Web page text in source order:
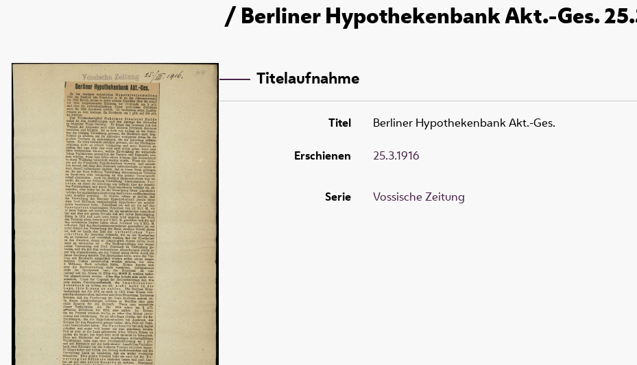
/ Berliner Hypothekenbank Akt.-Ges.
Titelaufnahme
Titel Berliner Hypothekenbank Akt.-Ges.
Erschienen 25.3.1916
Serie Vossische Zeitung